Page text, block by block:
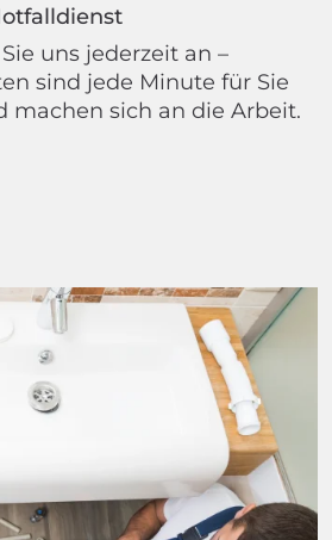
uns jederzeit an –
sind jede Minute für Sie
machen sich an die Arbeit.